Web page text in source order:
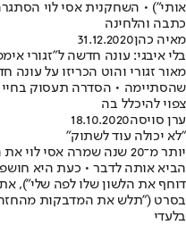
אותי") • השחקנית אסי לוי
כתבה והלחינה
מאיה כהן31.12.2020
בלי איבגי: עונה חדשה ל"זגורי
מאור זגורי והוט הכריזו על
שהסתיימה • הסדרה תעסוק
צפוי להיכלל בה
ערן סויסה18.10.2020
"לא יכולה עוד לשתוק"
יותר מ־20 שנה שמרה אסי
הביא אותה לדבר • כעת היא
דוחף את הלשון שלו לפה שלי"),
בסרט ("תלש את המדבקות מהחזה
בלעדי